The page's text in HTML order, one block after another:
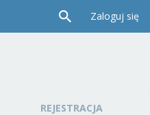
Zaloguj się
REJESTRACJA